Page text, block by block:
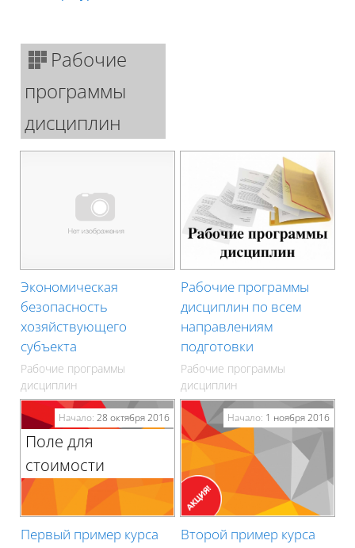
Рабочие
программы
дисциплин
Экономическая
безопасность
хозяйствующего
субъекта
Рабочие программы
дисциплин
Рабочие программы
дисциплин по всем
направлениям
подготовки
Рабочие программы
дисциплин
Начало: 28 октября 2016
Поле для
стоимости
Первый пример курса
Начало: 1 ноября 2016
Второй пример курса